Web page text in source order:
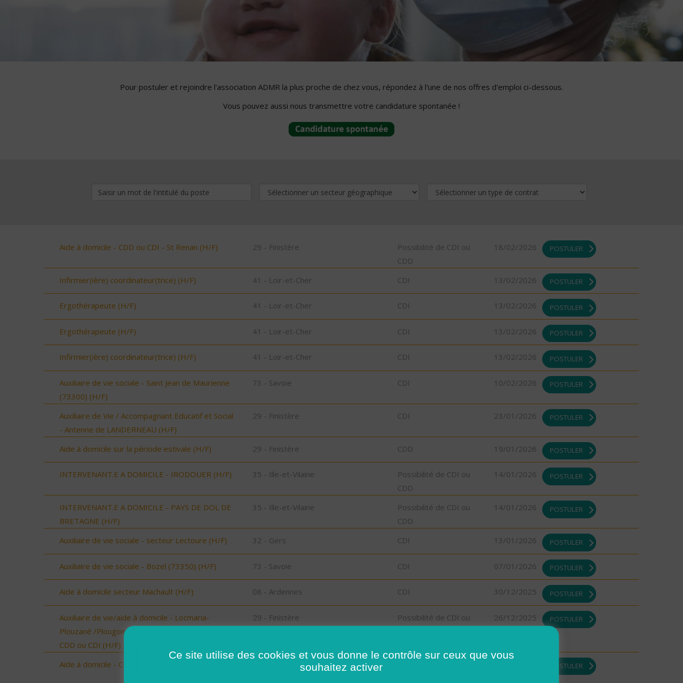
Pour postuler et rejoindre l'association ADMR la plus proche de chez vous, répondez à l'une de nos offres d'emploi ci-dessous.
Vous pouvez aussi nous transmettre votre candidature spontanée !
Aide à domicile - CDD ou CDI - St Renan (H/F) 29 - Finistère
Possibilité de CDI ou
CDD
18/02/2026 POSTULER
Infirmier(ière) coordinateur(trice) (H/F) 41 - Loir-et-Cher CDI 13/02/2026 POSTULER
Ergothérapeute (H/F) 41 - Loir-et-Cher CDI 13/02/2026 POSTULER
Ergothérapeute (H/F) 41 - Loir-et-Cher CDI 13/02/2026 POSTULER
Infirmier(ière) coordinateur(trice) (H/F) 41 - Loir-et-Cher CDI 13/02/2026 POSTULER
Auxiliaire de vie sociale - Saint Jean de Maurienne
(73300) (H/F)
73 - Savoie CDI 10/02/2026 POSTULER
Auxiliaire de Vie / Accompagnant Educatif et Social
- Antenne de LANDERNEAU (H/F)
29 - Finistère CDI 23/01/2026 POSTULER
Aide à domicile sur la période estivale (H/F) 29 - Finistère CDD 19/01/2026 POSTULER
INTERVENANT.E A DOMICILE - IRODOUER (H/F) 35 - Ille-et-Vilaine
Possibilité de CDI ou
CDD
14/01/2026 POSTULER
INTERVENANT.E A DOMICILE - PAYS DE DOL DE
BRETAGNE (H/F)
35 - Ille-et-Vilaine
Possibilité de CDI ou
CDD
14/01/2026 POSTULER
Auxiliaire de vie sociale - secteur Lectoure (H/F) 32 - Gers CDI 13/01/2026 POSTULER
Auxiliaire de vie sociale - Bozel (73350) (H/F) 73 - Savoie CDI 07/01/2026 POSTULER
Aide à domicile secteur Machault (H/F) 08 - Ardennes CDI 30/12/2025 POSTULER
Auxiliaire de vie/aide à domicile - Locmaria-
Plouzané /Plougonvelin/Le Conquet/Trébabu -
CDD ou CDI (H/F)
29 - Finistère
Possibilité de CDI ou
26/12/2025 POSTULER
Aide à domicile - CDD ou CDI - St Renan (H/F) POSTULER
Ce site utilise des cookies et vous donne le contrôle sur ceux que vous
souhaitez activer